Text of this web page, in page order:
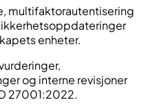
multifaktorautentisering
enheter.
og interne revisjoner
27001:2022.